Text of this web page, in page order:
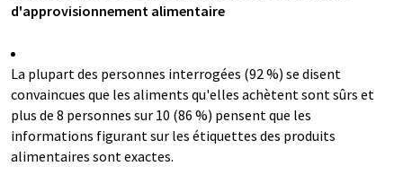
d'approvisionnement alimentaire
La plupart des personnes interrogées (92 %) se disent
convaincues que les aliments qu'elles achètent sont sûrs et
plus de 8 personnes sur 10 (86 %) pensent que les
informations figurant sur les étiquettes des produits
alimentaires sont exactes.